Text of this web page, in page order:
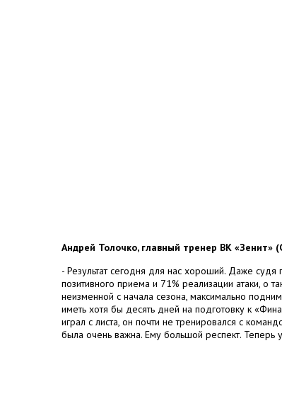
Андрей Толочко, главный тренер ВК «Зенит»
- Результат сегодня для нас хороший. Даже судя
позитивного приема и 71% реализации атаки, о
неизменной с начала сезона, максимально
иметь хотя бы десять дней на подготовку к
играл с листа, он почти не тренировался с
была очень важна. Ему большой респект. Теперь